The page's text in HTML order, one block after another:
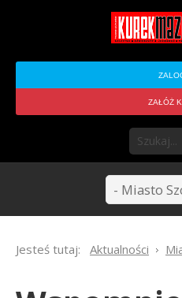
ZAŁÓŻ
Jesteś tutaj: Aktualności